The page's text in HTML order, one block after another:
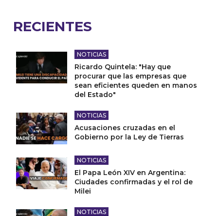
RECIENTES
NOTICIAS
Ricardo Quintela: "Hay que
procurar que las empresas que
sean eficientes queden en manos
del Estado"
NOTICIAS
Acusaciones cruzadas en el
Gobierno por la Ley de Tierras
NOTICIAS
El Papa León XIV en Argentina:
Ciudades confirmadas y el rol de
Milei
NOTICIAS